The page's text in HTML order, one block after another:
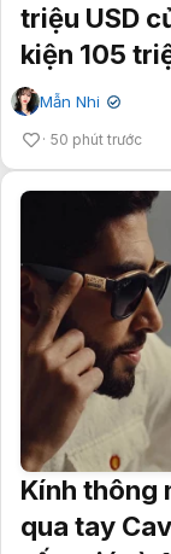
triệu USD
kiện 105
Mẫn Nhi ✔
50 phút trước
Kính thông
qua tay